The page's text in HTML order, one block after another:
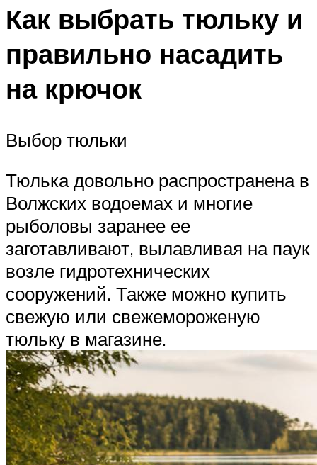
Как выбрать тюльку и
правильно насадить
на крючок
Выбор тюльки
Тюлька довольно распространена в
Волжских водоемах и многие
рыболовы заранее ее
заготавливают, вылавливая на паук
возле гидротехнических
сооружений. Также можно купить
свежую или свежемороженую
тюльку в магазине.